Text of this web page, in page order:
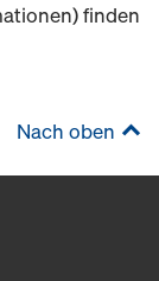
finden
Nach oben